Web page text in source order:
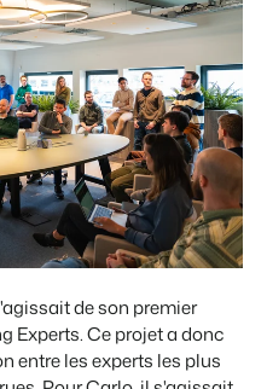
de son premier
Experts. Ce projet a donc
entre les experts les plus